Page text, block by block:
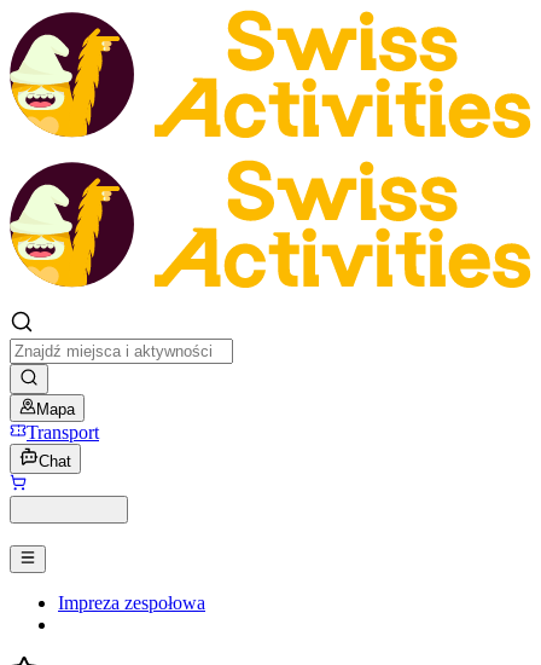
Mapa
Transport
Chat
Impreza zespołowa